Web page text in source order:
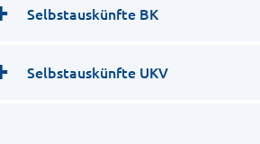
Selbstauskünfte BK
Selbstauskünfte UKV